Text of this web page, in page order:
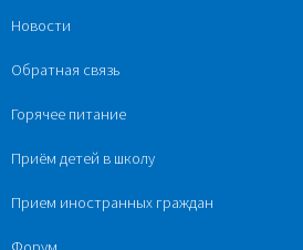
Новости
Обратная связь
Горячее питание
Приём детей в школу
Прием иностранных граждан